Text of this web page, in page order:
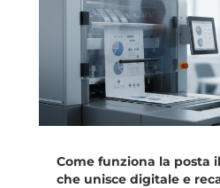
Come funziona la posta
che unisce digitale e